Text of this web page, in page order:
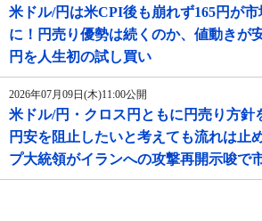
米ドル/円は米CPI後も崩れず165円が
に！円売り優勢は続くのか、値動きが
円を人生初の試し買い
2026年07月09日(木)11:00公開
米ドル/円・クロス円ともに円売り方針
円安を阻止したいと考えても流れは止
プ大統領がイランへの攻撃再開示唆で